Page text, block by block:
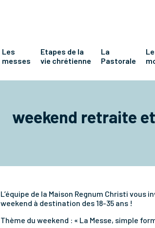
Les
messes
Etapes de la
vie chrétienne
La
Pastorale
weekend retraite
L’équipe de la Maison Regnum Christi
weekend à destination des 18-35 ans !
Thème du weekend : « La Messe, simple